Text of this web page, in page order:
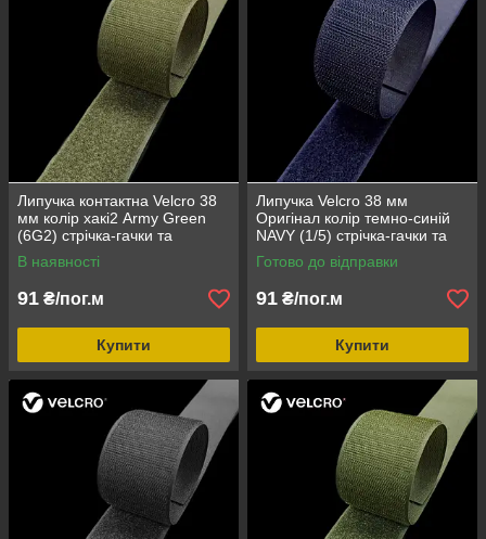
Липучка контактна Velcro 38
мм колір хакі2 Army Green
(6G2) стрічка-гачки та
стрічка-петлі комплект
loop/hook
В наявності
91 ₴/пог.м
Купити
Липучка Velcro 38 мм
Оригінал колір темно-синій
NAVY (1/5) стрічка-гачки та
стрічка-петлі комплект
loop/hook
Готово до відправки
91 ₴/пог.м
Купити